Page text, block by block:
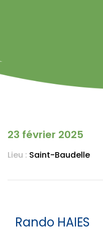
23 février 2025
Lieu : Saint-Baudelle
Rando HAIES